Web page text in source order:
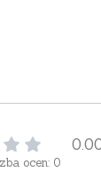
ocen: 0